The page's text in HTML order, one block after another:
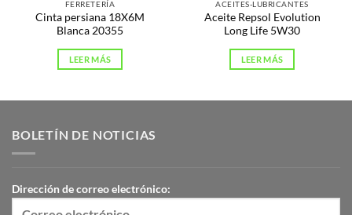
FERRETERÍA
Cinta persiana 18X6M
Blanca 20355
LEER MÁS
ACEITES-LUBRICANTES
Aceite Repsol Evolution
Long Life 5W30
LEER MÁS
BOLETÍN DE NOTICIAS
Dirección de correo electrónico: